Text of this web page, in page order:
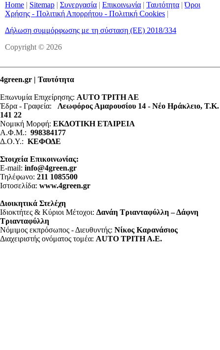
Home | Sitemap | Συνεργασία | Επικοινωνία | Ταυτότητα |Όροι
Χρήσης - Πολιτική Απορρήτου - Πολιτική Cookies |
Δήλωση συμμόρφωσης με τη σύσταση (ΕΕ) 2018/334
Copyright © 2026
4green.gr | Ταυτότητα
Επωνυμία Επιχείρησης: AUTO ΤΡΙΤΗ ΑΕ
Έδρα - Γραφεία: Λεωφόρος Αμαρουσίου 14 - Νέο Ηράκλειο, Τ.Κ.
141 22
Νομική Μορφή: ΕΚΔΟΤΙΚΗ ΕΤΑΙΡΕΙΑ
Α.Φ.Μ.: 998384177
Δ.Ο.Υ.: ΚΕΦΟΔΕ
Στοιχεία Επικοινωνίας:
E-mail: info@4green.gr
Τηλέφωνο: 211 1085500
Ιστοσελίδα: www.4green.gr
Διοικητικά Στελέχη
Ιδιοκτήτες & Κύριοι Μέτοχοι: Δανάη Τριανταφύλλη – Δάφνη
Τριανταφύλλη
Νόμιμος εκπρόσωπος - Διευθυντής: Νίκος Καρανάσιος
Διαχειριστής ονόματος τομέα: ΑUTO ΤΡΙΤΗ Α.Ε.